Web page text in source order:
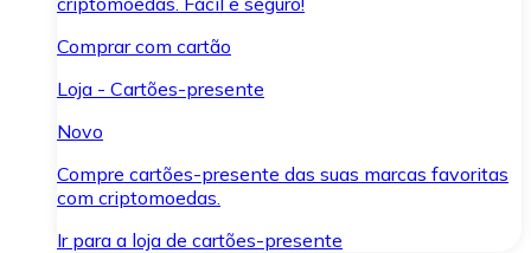
Comprar com cartão
Loja - Cartões-presente
Novo
Compre cartões-presente das suas marcas favoritas
com criptomoedas.
Ir para a loja de cartões-presente